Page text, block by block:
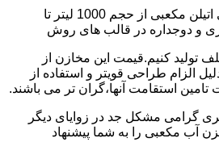
ما توانایی داریم مخازن پلی اتیلن مکعبی از حجم 1000 لیتر تا
تولید کنیم.قیمت این مخازن از
الزام طراحی قویتر و استفاده از
استقامت آنها،گران تر می باشند.
گرامی مشکل جد در زوایای دیگر
آب مکعبی را به شما پیشنهاد